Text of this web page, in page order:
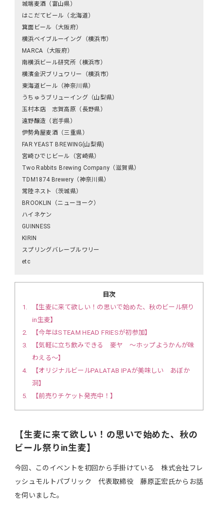
城端麦酒（富山県）
はこだてビール（北海道）
箕面ビール（大阪府）
横浜ベイブルーイング（横浜市）
MARCA（大阪府）
南横浜ビール研究所（横浜市）
横濱金沢ブリュワリー（横浜市）
東海道ビール（神奈川県）
うちゅうブリューイング（山梨県）
玉村本店 志賀高原（長野県）
遠野醸造（岩手県）
伊勢角屋麦酒（三重県）
FAR YEAST BREWING(山梨県)
宮崎ひでじビール（宮崎県）
Two Rabbits Brewing Company（滋賀県）
TDM1874 Brewery（神奈川県）
常陸ネスト（茨城県）
BROOKLIN（ニューヨーク）
ハイネケン
GUINNESS
KIRIN
スプリングバレーブルワリー
etc
目次
1
【生麦に来て欲しい！の思いで始めた、秋のビール祭り
in生麦】
2
【今年はSTEAM HEAD FRIESが初参加】
3
【気軽に立ち飲みできる 麥ヤ 〜ホップようかんが味
わえる〜】
4
【オリジナルビールPALATAB IPAが美味しい あぼか
洞】
5
【前売りチケット発売中！】
【生麦に来て欲しい！の思いで始めた、秋の
ビール祭りin生麦】
今回、このイベントを初回から手掛けている 株式会社フレ
ッシュモルトパブリック 代表取締役 藤原正宏氏からお話
を伺いました。